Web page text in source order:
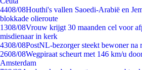
4408/08Houthi's vallen Saoedi-Arabië en
blokkade olieroute
1308/08Vrouw krijgt 30 maanden cel voor
misdienaar in kerk
4308/08PostNL-bezorger steekt bewoner na
2608/08Wegpiraat scheurt met 146 km/u
Amsterdam